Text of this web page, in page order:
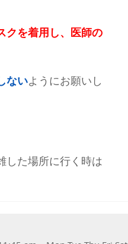
クを着用し、医師の
ないようにお願いし
した場所に行く時は